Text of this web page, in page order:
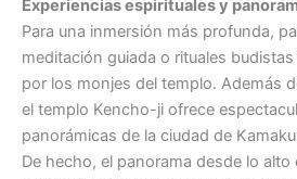
Experiencias espirituales y
Para una inmersión más profunda,
meditación guiada o rituales
por los monjes del templo. Además
el templo Kencho-ji ofrece
panorámicas de la ciudad de
De hecho, el panorama desde lo alto